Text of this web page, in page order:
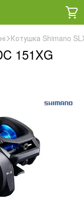
Котушка Shimano
151XG